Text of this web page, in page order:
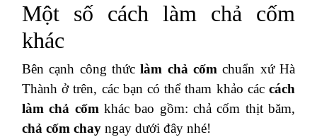
Một số cách làm chả cốm
khác
Bên cạnh công thức làm chả cốm chuẩn xứ Hà
Thành ở trên, các bạn có thể tham khảo các cách
làm chả cốmkhác bao gồm: chả cốm thịt băm,
chả cốm chay ngay dưới đây nhé!